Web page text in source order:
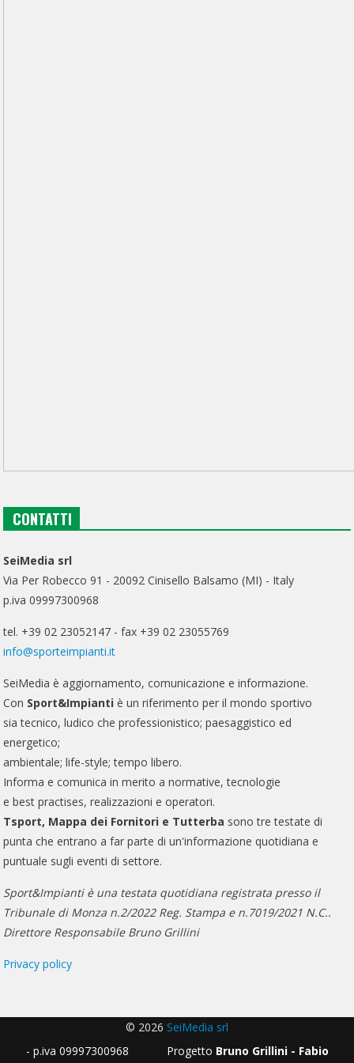
CONTATTI
SeiMedia srl
Via Per Robecco 91 - 20092 Cinisello Balsamo (MI) - Italy
p.iva 09997300968
tel. +39 02 23052147 - fax +39 02 23055769
info@sporteimpianti.it
SeiMedia è aggiornamento, comunicazione e informazione.
Con Sport&Impianti è un riferimento per il mondo sportivo
sia tecnico, ludico che professionistico; paesaggistico ed
energetico;
ambientale; life-style; tempo libero.
Informa e comunica in merito a normative, tecnologie
e best practises, realizzazioni e operatori.
Tsport, Mappa dei Fornitori e Tutterba sono tre testate di
punta che entrano a far parte di un'informazione quotidiana e
puntuale sugli eventi di settore.
Sport&Impianti è una testata quotidiana registrata presso il
Tribunale di Monza n.2/2022 Reg. Stampa e n.7019/2021 N.C..
Direttore Responsabile Bruno Grillini
Privacy policy
© 2026 SeiMedia srl
- p.iva 09997300968 Progetto Bruno Grillini - Fabio